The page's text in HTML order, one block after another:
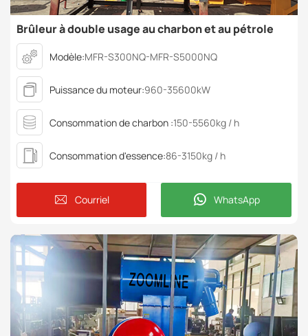
Brûleur à double usage au charbon et au pétrole
Modèle:MFR-S300NQ-MFR-S5000NQ
Puissance du moteur:960-35600kW
Consommation de charbon :150-5560kg / h
Consommation d'essence:86-3150kg / h
Courriel WhatsApp